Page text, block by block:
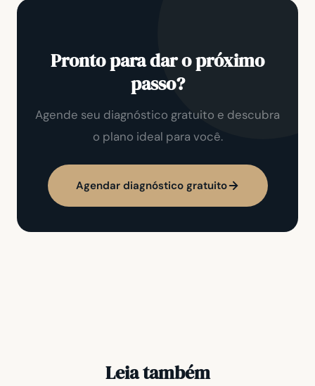
Pronto para dar o próximo
passo?
Agende seu diagnóstico gratuito e descubra
o plano ideal para você.
Agendar diagnóstico gratuito
Leia também